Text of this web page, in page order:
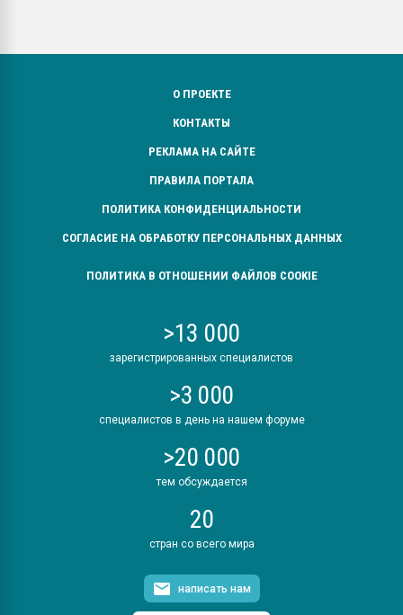
О ПРОЕКТЕ
КОНТАКТЫ
РЕКЛАМА НА САЙТЕ
ПРАВИЛА ПОРТАЛА
ПОЛИТИКА КОНФИДЕНЦИАЛЬНОСТИ
СОГЛАСИЕ НА ОБРАБОТКУ ПЕРСОНАЛЬНЫХ ДАННЫХ
ПОЛИТИКА В ОТНОШЕНИИ ФАЙЛОВ COOKIE
>13 000
зарегистрированных специалистов
>3 000
специалистов в день на нашем форуме
>20 000
тем обсуждается
20
стран со всего мира
написать нам